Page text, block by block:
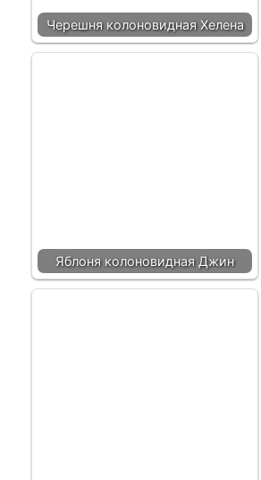
Черешня колоновидная Хелена
Яблоня колоновидная Джин